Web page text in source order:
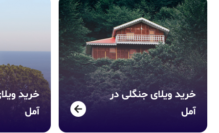
خرید ویلایجنگلی در
آمل
خرید
آمل